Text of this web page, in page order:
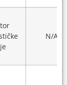
N/A